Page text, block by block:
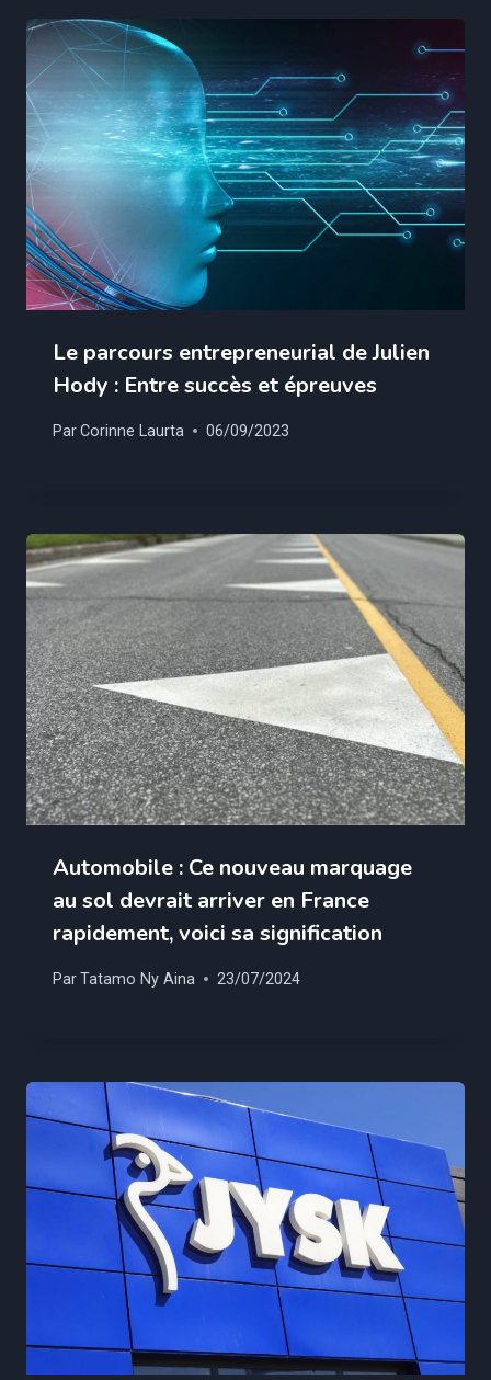
Le parcours entrepreneurial de Julien
Hody : Entre succès et épreuves
ParCorinne Laurta 06/09/2023
Automobile : Ce nouveau marquage
au sol devrait arriver en France
rapidement, voici sa signification
ParTatamo Ny Aina 23/07/2024